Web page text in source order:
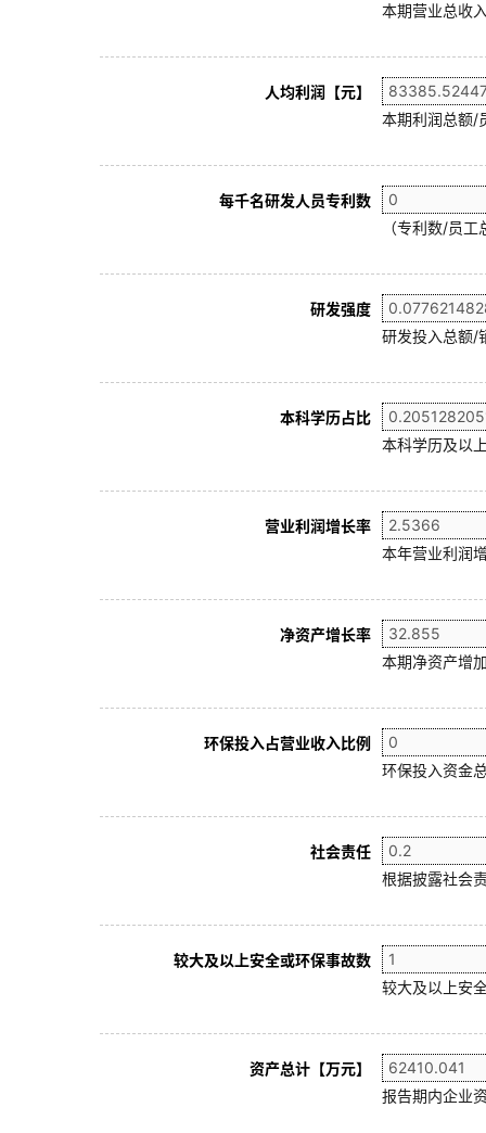
本期营业总收
人均利润【元】
本期利润总额/
每千名研发人员专利数
（专利数/员
研发强度
研发投入总额/
本科学历占比
本科学历及以
营业利润增长率
本年营业利润
净资产增长率
本期净资产增
环保投入占营业收入比例
环保投入资金
社会责任
根据披露社会
较大及以上安全或环保事故数
较大及以上安
资产总计【万元】
报告期内企业